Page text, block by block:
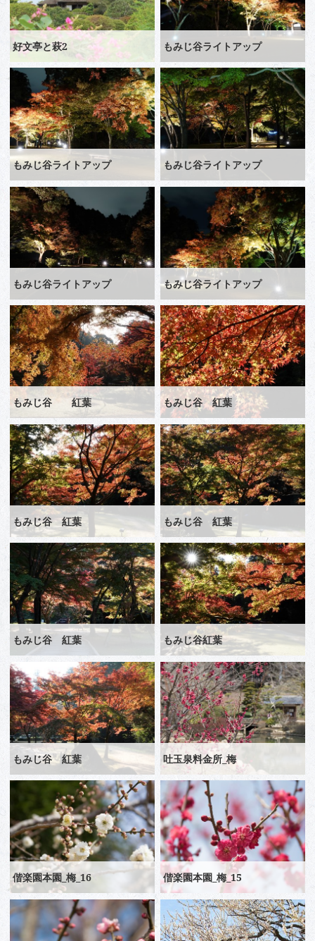
好文亭と萩2 もみじ谷ライトアップ
もみじ谷ライトアップ もみじ谷ライトアップ
もみじ谷ライトアップ もみじ谷ライトアップ
もみじ谷 紅葉 もみじ谷 紅葉
もみじ谷 紅葉 もみじ谷 紅葉
もみじ谷 紅葉 もみじ谷紅葉
もみじ谷 紅葉 吐玉泉料金所_梅
偕楽園本園_梅_16 偕楽園本園_梅_15